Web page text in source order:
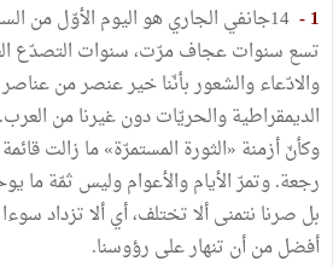
1 -
14جانفي الجاري هو اليوم الأوّل من
تسع سنوات عجاف مرّت، سنوات التصدّع
والادّعاء والشعور بأنّنا خير عنصر من
الديمقراطية والحريّات دون غيرنا من
وكأنّ أزمنة «الثورة المستمرّة» ما زالت
رجعة. وتمرّ الأيام والأعوام وليس ثمّة ما
بل صرنا نتمنى ألا تختلف، أي ألا تزداد
أفضل من أن تنهار على رؤوسنا.